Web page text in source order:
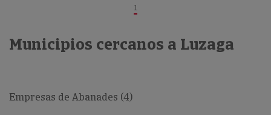
1
Municipios cercanos a Luzaga
Empresas de Abanades (4)